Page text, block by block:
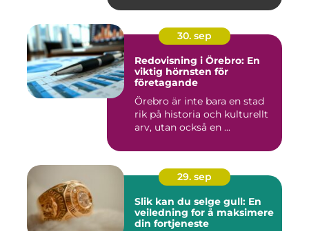
30. sep
Redovisning i Örebro: En
viktig hörnsten för
företagande
Örebro är inte bara en stad
rik på historia och kulturellt
arv, utan också en ...
29. sep
Slik kan du selge gull: En
veiledning for å maksimere
din fortjeneste